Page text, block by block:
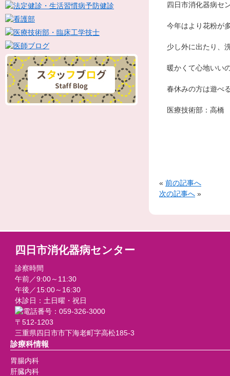
四日市消化器病セ
今年はより花粉が
少し外に出たり、
暖かくて心地いい
春休みの方は遊べ
医療技術部：高橋
« 前の記事へ
次の記事へ »
四日市消化器病センター
診察時間
午前／9:00～11:30
午後／15:00～16:30
休診日：土日曜・祝日
〒512-1203
三重県四日市市下海老町字高松185-3
診療科情報
胃腸内科
肝臓内科